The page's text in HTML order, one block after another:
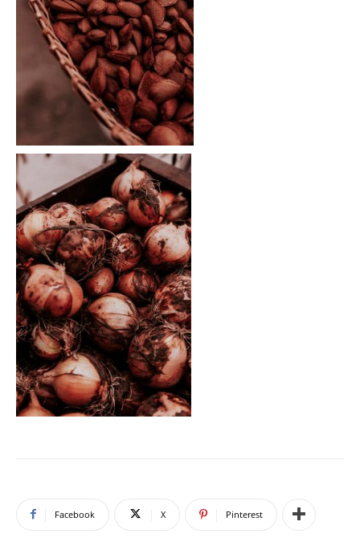
Facebook X Pinterest